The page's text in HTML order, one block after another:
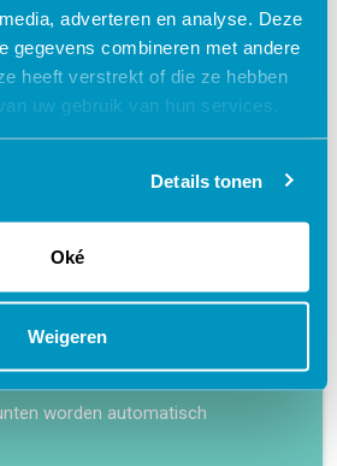
adverteren en analyse. Deze
gegevens combineren met andere
heeft verstrekt of die ze hebben
uw gebruik van hun services.
Details tonen
Oké
Weigeren
voor deze
je eigen manier en tempo
– ontwikkeld samen met
aantrekkelijke leermethoden
lesmateriaal
worden automatisch